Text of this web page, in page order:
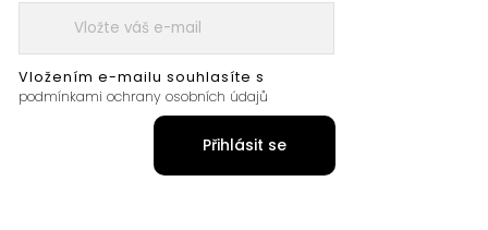
Vložením e-mailu souhlasíte s
podmínkami ochrany osobních údajů
Přihlásit se